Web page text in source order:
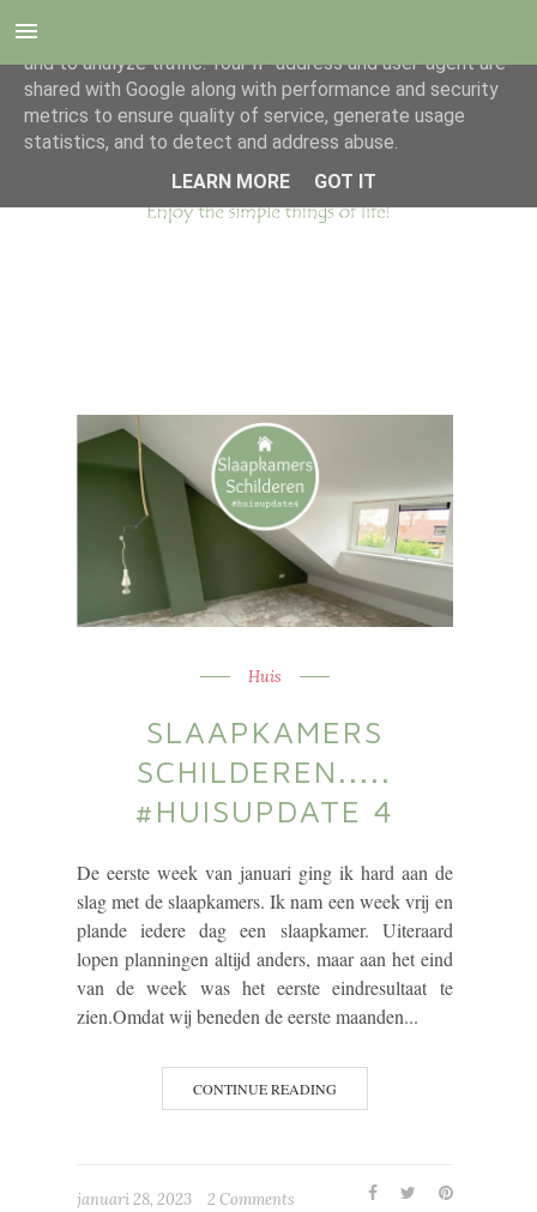
Huis
SLAAPKAMERS
SCHILDEREN.....
#HUISUPDATE 4
De eerste week van januari ging ik hard aan de
slag met de slaapkamers. Ik nam een week vrij en
plande iedere dag een slaapkamer. Uiteraard
lopen planningen altijd anders, maar aan het eind
van de week was het eerste eindresultaat te
zien.Omdat wij beneden de eerste maanden...
CONTINUE READING
januari 28, 2023 2 Comments
This site uses cookies from Google to deliver its services
and to analyze traffic. Your IP address and user-agent are
shared with Google along with performance and security
metrics to ensure quality of service, generate usage
statistics, and to detect and address abuse.
LEARN MORE
GOT IT